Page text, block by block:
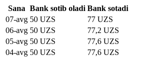
Sana Bank sotib oladi Bank sotadi
07-avg 50 UZS
77 UZS
06-avg 50 UZS
77,2 UZS
05-avg 50 UZS
77,6 UZS
04-avg 50 UZS
77,6 UZS